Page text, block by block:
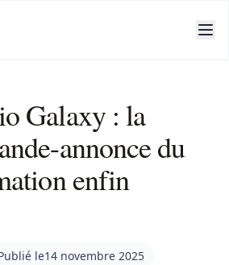
Galaxy : la
annonce du
enfin
le14 novembre 2025